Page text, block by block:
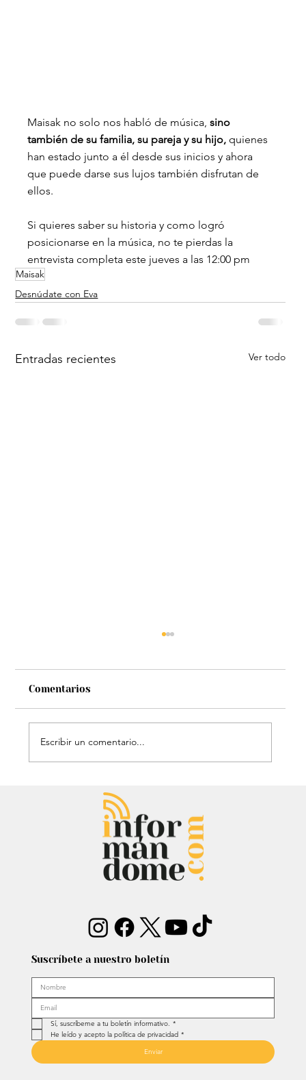
Maisak no solo nos habló de música, sino
también de su familia, su pareja y su hijo, quienes
han estado junto a él desde sus inicios y ahora
que puede darse sus lujos también disfrutan de
ellos.
Si quieres saber su historia y como logró
posicionarse en la música, no te pierdas la
entrevista completa este jueves a las 12:00 pm
Maisak
Desnúdate con Eva
Entradas recientes Ver todo
Entrevista: Sergio Fajardo y Edna
Bonilla aseguran superar las
encuestas y dar la sorpresa
Comentarios
Escribir un comentario...
Suscríbete a nuestro boletín
Sí, suscríbeme a tu boletín informativo. *
He leído y acepto la política de privacidad *
Enviar